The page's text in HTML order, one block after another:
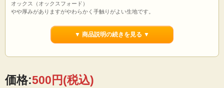
オックス（オックスフォード）
やや厚みがありますがやわらかく手触りがよい生地です。
カバン エコバッグ パッチワーク 暗幕 袋物
【ご注文前に必ずお読み下さい 】
▼ 商品説明の続きを見る ▼
価格:500円(税込)